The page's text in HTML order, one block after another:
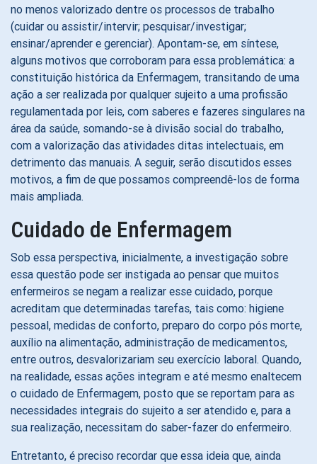
no menos valorizado dentre os processos de trabalho
(cuidar ou assistir/intervir; pesquisar/investigar;
ensinar/aprender e gerenciar). Apontam-se, em síntese,
alguns motivos que corroboram para essa problemática: a
constituição histórica da Enfermagem, transitando de uma
ação a ser realizada por qualquer sujeito a uma profissão
regulamentada por leis, com saberes e fazeres singulares na
área da saúde, somando-se à divisão social do trabalho,
com a valorização das atividades ditas intelectuais, em
detrimento das manuais. A seguir, serão discutidos esses
motivos, a fim de que possamos compreendê-los de forma
mais ampliada.
Cuidado de Enfermagem
Sob essa perspectiva, inicialmente, a investigação sobre
essa questão pode ser instigada ao pensar que muitos
enfermeiros se negam a realizar esse cuidado, porque
acreditam que determinadas tarefas, tais como: higiene
pessoal, medidas de conforto, preparo do corpo pós morte,
auxílio na alimentação, administração de medicamentos,
entre outros, desvalorizariam seu exercício laboral. Quando,
na realidade, essas ações integram e até mesmo enaltecem
o cuidado de Enfermagem, posto que se reportam para as
necessidades integrais do sujeito a ser atendido e, para a
sua realização, necessitam do saber-fazer do enfermeiro.
Entretanto, é preciso recordar que essa ideia que, ainda